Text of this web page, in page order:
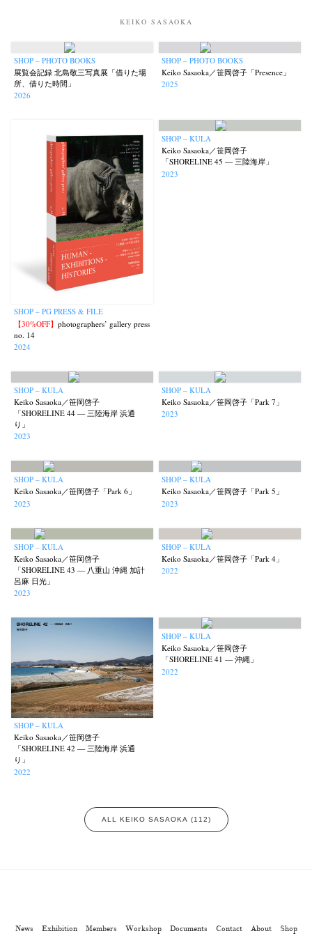
KEIKO SASAOKA
SHOP – PHOTO BOOKS
展覧会記録 北島敬三写真展「借りた場
所、借りた時間」
2026
SHOP – PHOTO BOOKS
Keiko Sasaoka／笹岡啓子「Presence」
2025
SHOP – PG PRESS & FILE
【30%OFF】photographers’ gallery press
no. 14
2024
SHOP – KULA
Keiko Sasaoka／笹岡啓子
「SHORELINE 45 — 三陸海岸」
2023
SHOP – KULA
Keiko Sasaoka／笹岡啓子
「SHORELINE 44 — 三陸海岸 浜通
り」
2023
SHOP – KULA
Keiko Sasaoka／笹岡啓子「Park 7」
2023
SHOP – KULA
Keiko Sasaoka／笹岡啓子「Park 6」
2023
SHOP – KULA
Keiko Sasaoka／笹岡啓子「Park 5」
2023
SHOP – KULA
Keiko Sasaoka／笹岡啓子
「SHORELINE 43 — 八重山 沖縄 加計
呂麻 日光」
2023
SHOP – KULA
Keiko Sasaoka／笹岡啓子「Park 4」
2022
SHOP – KULA
Keiko Sasaoka／笹岡啓子
「SHORELINE 42 — 三陸海岸 浜通
り」
2022
SHOP – KULA
Keiko Sasaoka／笹岡啓子
「SHORELINE 41 — 沖縄」
2022
ALL KEIKO SASAOKA (112)
News Exhibition Members Workshop Documents Contact About Shop